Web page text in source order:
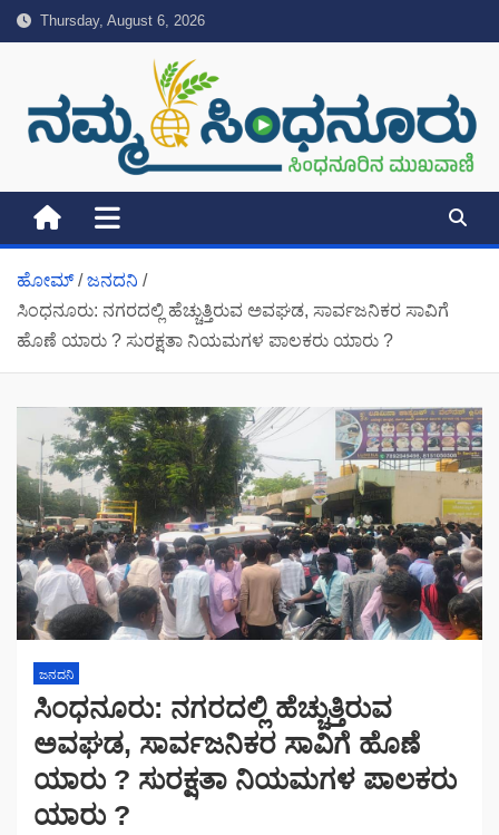
Skip
to
Thursday, August 6, 2026
Namma Sindhanuru Click For
Breaking & Local News
Click For Breaking & Local News
ಹೋಮ್​
ಜನದನಿ
ಸಿಂಧನೂರು: ನಗರದಲ್ಲಿ ಹೆಚ್ಚುತ್ತಿರುವ ಅವಘಡ, ಸಾರ್ವಜನಿಕರ ಸಾವಿಗೆ
ಹೊಣೆ ಯಾರು ? ಸುರಕ್ಷತಾ ನಿಯಮಗಳ ಪಾಲಕರು ಯಾರು ?
ಜನದನಿ
ಸಿಂಧನೂರು: ನಗರದಲ್ಲಿ ಹೆಚ್ಚುತ್ತಿರುವ
ಅವಘಡ, ಸಾರ್ವಜನಿಕರ ಸಾವಿಗೆ ಹೊಣೆ
ಯಾರು ? ಸುರಕ್ಷತಾ ನಿಯಮಗಳ ಪಾಲಕರು
ಯಾರು ?